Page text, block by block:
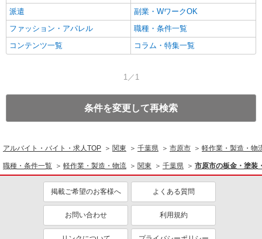
派遣
副業・WワークOK
ファッション・アパレル
職種・条件一覧
コンテンツ一覧
コラム・特集一覧
1／1
条件を変更して再検索
アルバイト・バイト・求人TOP 関東 千葉県 市原市 軽作業・製造・物
職種・条件一覧 軽作業・製造・物流 関東 千葉県 市原市の板金・塗装
掲載ご希望のお客様へ よくある質問
お問い合わせ 利用規約